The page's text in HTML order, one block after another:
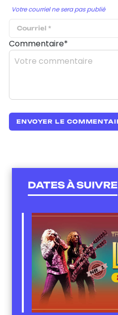
Votre courriel ne sera pas publié
Commentaire*
DATES À SUIVRE